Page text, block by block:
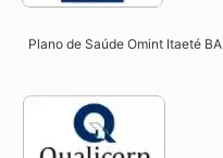
Plano de Saúde Omint Itaeté BA​